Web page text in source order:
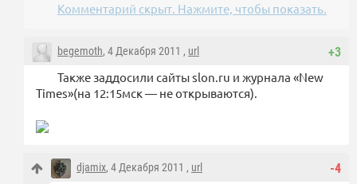
Комментарий скрыт. Нажмите, чтобы показать.
+3
begemoth, 4 Декабря 2011 , url
Также заддосили сайты slon.ru и журнала «New
Times»(на 12:15мск — не открываются).
-4
djamix, 4 Декабря 2011 , url